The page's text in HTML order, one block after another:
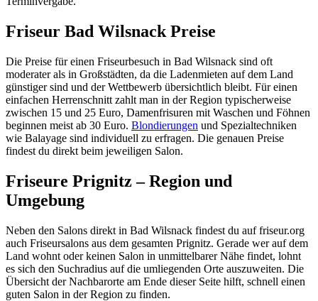
Friseur Bad Wilsnack Preise
Die Preise für einen Friseurbesuch in Bad Wilsnack sind oft
moderater als in Großstädten, da die Ladenmieten auf dem Land
günstiger sind und der Wettbewerb übersichtlich bleibt. Für einen
einfachen Herrenschnitt zahlt man in der Region typischerweise
zwischen 15 und 25 Euro, Damenfrisuren mit Waschen und Föhnen
beginnen meist ab 30 Euro. Blondierungen und Spezialtechniken
wie Balayage sind individuell zu erfragen. Die genauen Preise
findest du direkt beim jeweiligen Salon.
Friseure Prignitz – Region und
Umgebung
Neben den Salons direkt in Bad Wilsnack findest du auf friseur.org
auch Friseursalons aus dem gesamten Prignitz. Gerade wer auf dem
Land wohnt oder keinen Salon in unmittelbarer Nähe findet, lohnt
es sich den Suchradius auf die umliegenden Orte auszuweiten. Die
Übersicht der Nachbarorte am Ende dieser Seite hilft, schnell einen
guten Salon in der Region zu finden.